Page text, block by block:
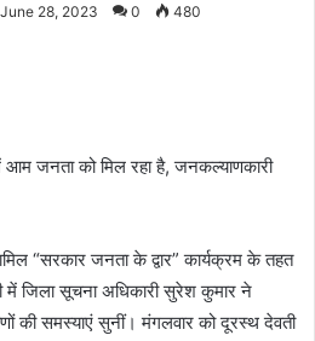
June 28, 2023 0 480
आम जनता को मिल रहा है, जनकल्याणकारी
“सरकार जनता के द्वार” कार्यक्रम के तहत
में जिला सूचना अधिकारी सुरेश कुमार ने
की समस्याएं सुनीं। मंगलवार को दूरस्थ देवती